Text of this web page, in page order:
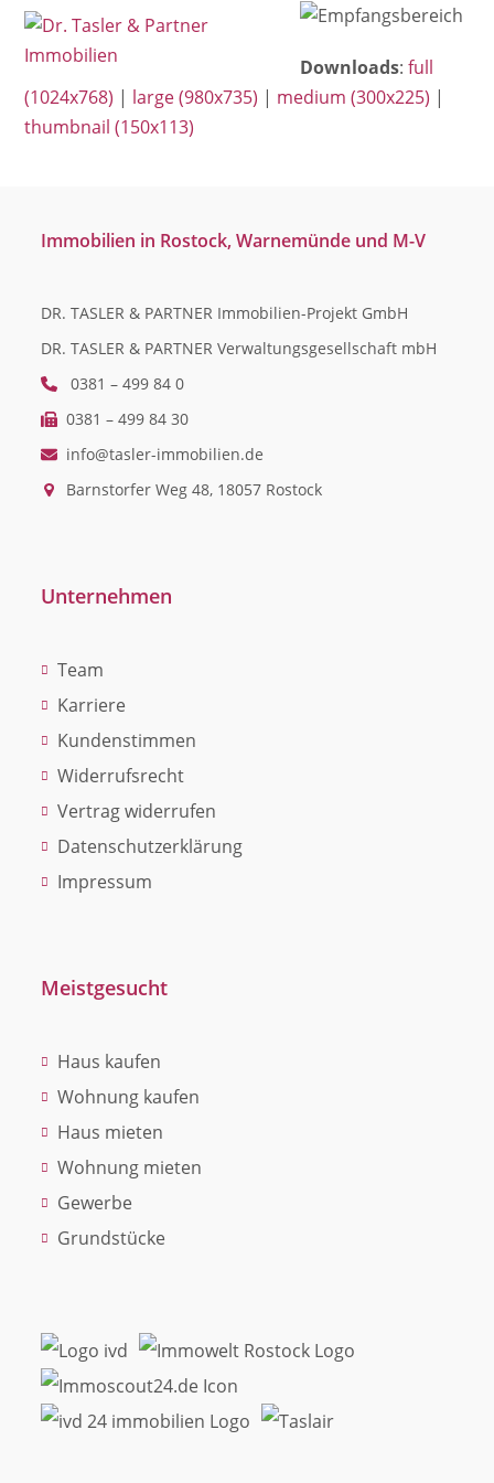
SkipOpen
mobile
menu
Close
mobile
menu
Downloads:full
(1024x768) | large (980x735) | medium (300x225) |
thumbnail (150x113)
Immobilien in Rostock, Warnemünde und M-V
DR. TASLER & PARTNER Immobilien-Projekt GmbH
DR. TASLER & PARTNER Verwaltungsgesellschaft mbH
0381 – 499 84 0
0381 – 499 84 30
info@tasler-immobilien.de
Barnstorfer Weg 48, 18057 Rostock
Unternehmen
Team
Karriere
Kundenstimmen
Widerrufsrecht
Vertrag widerrufen
Datenschutzerklärung
Impressum
Meistgesucht
Haus kaufen
Wohnung kaufen
Haus mieten
Wohnung mieten
Gewerbe
Grundstücke